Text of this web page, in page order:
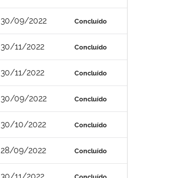
30/09/2022 Concluído
30/11/2022 Concluído
30/11/2022 Concluído
30/09/2022 Concluído
30/10/2022 Concluído
28/09/2022 Concluído
30/11/2022 Concluído